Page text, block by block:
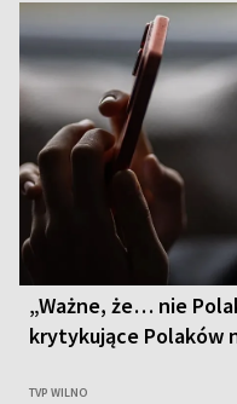
„Ważne, że… nie
krytykujące Polaków
TVP WILNO